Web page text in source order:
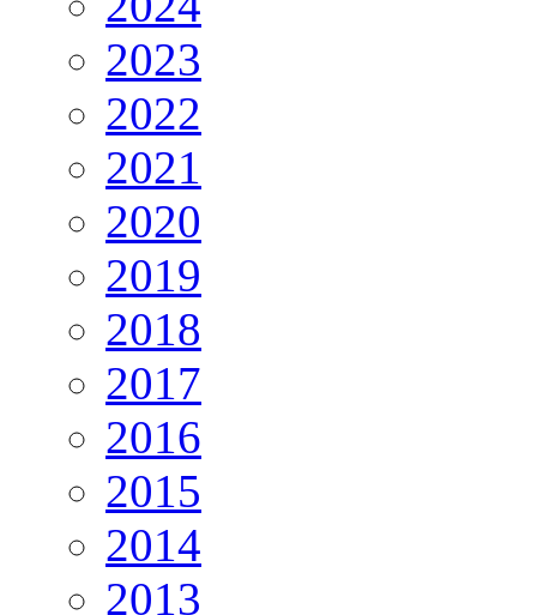
2023
2022
2021
2020
2019
2018
2017
2016
2015
2014
2013